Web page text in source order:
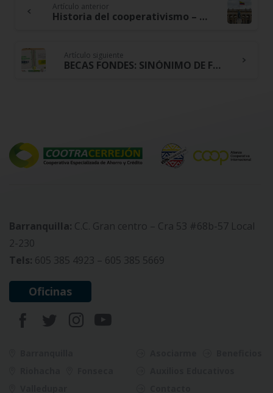
Continue
Reading
Artículo anterior
Historia del cooperativismo – así surgió en Colombia
Artículo siguiente
BECAS FONDES: SINÓNIMO DE FORTALECIMIENTO EDUCATIVO EN NUESTROS ASOCIADOS Y FAMILIAS
Barranquilla: C.C. Gran centro – Cra 53 #68b-57 Local
2-230
Tels: 605 385 4923 – 605 385 5669
Oficinas